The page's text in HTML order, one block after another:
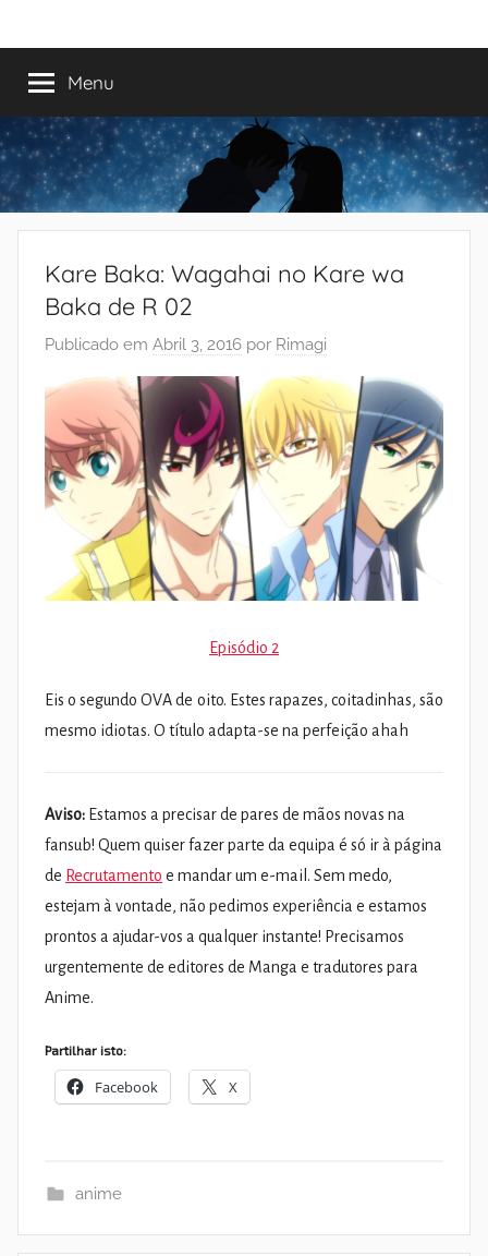
paraMundo
do
Shoujo
anos
a
trazer-
romances
Menu
Kare Baka: Wagahai no Kare wa
Baka de R 02
Publicado em Abril 3, 2016 por Rimagi
Episódio 2
Eis o segundo OVA de oito. Estes rapazes, coitadinhas, são
mesmo idiotas. O título adapta-se na perfeição ahah
Aviso: Estamos a precisar de pares de mãos novas na
fansub! Quem quiser fazer parte da equipa é só ir à página
de Recrutamento e mandar um e-mail. Sem medo,
estejam à vontade, não pedimos experiência e estamos
prontos a ajudar-vos a qualquer instante! Precisamos
urgentemente de editores de Manga e tradutores para
Anime.
Partilhar isto:
Facebook X
anime